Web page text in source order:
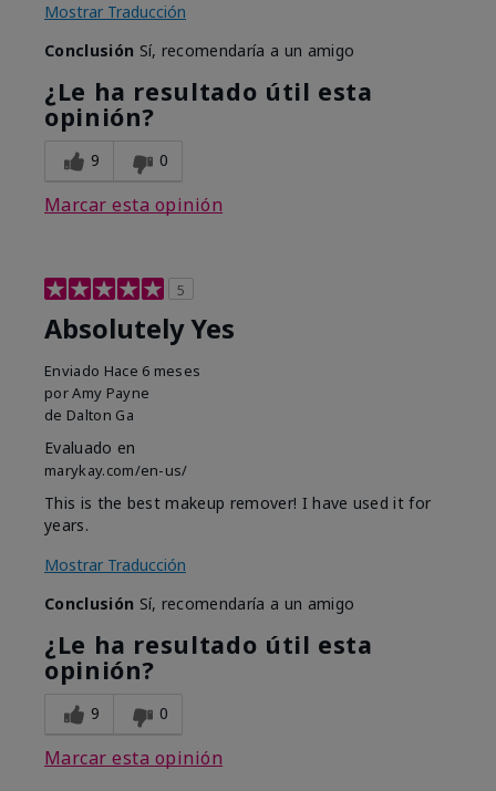
Mostrar Traducción
Conclusión Sí, recomendaría a un amigo
¿Le ha resultado útil esta
opinión?
9 0
Marcar esta opinión
5
Absolutely Yes
Enviado Hace 6 meses
porAmy Payne
de Dalton Ga
Evaluado en
marykay.com/en-us/
This is the best makeup remover! I have used it for
years.
Mostrar Traducción
Conclusión Sí, recomendaría a un amigo
¿Le ha resultado útil esta
opinión?
9 0
Marcar esta opinión